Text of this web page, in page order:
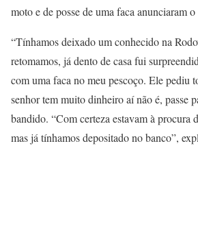
moto e de posse de uma faca anunciaram o
“Tínhamos deixado um conhecido na
retomamos, já dento de casa fui
com uma faca no meu pescoço. Ele pediu
senhor tem muito dinheiro aí não é, passe
bandido. “Com certeza estavam à procura
mas já tínhamos depositado no banco”,